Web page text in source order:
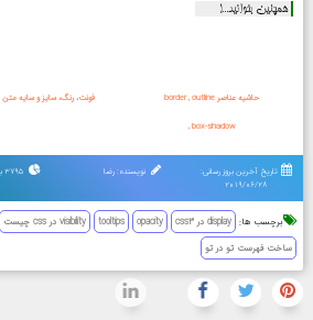
همچنین بخوانید...!
حاشیه عناصر border , outline
, box-shadow
فونت، رنگ، سایز و سایه متن
تاریخ آخرین بروز رسانی:
2019/06/28
نویسنده: رضا 3795 بار
برچسب ها: display در css3 opacity
tooltips
visibility در css چیست
ساخت فهرست تو در تو